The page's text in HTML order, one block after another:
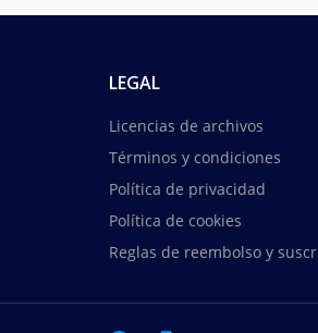
LEGAL
Licencias de archivos
Términos y condiciones
Política de privacidad
Política de cookies
Reglas de reembolso y